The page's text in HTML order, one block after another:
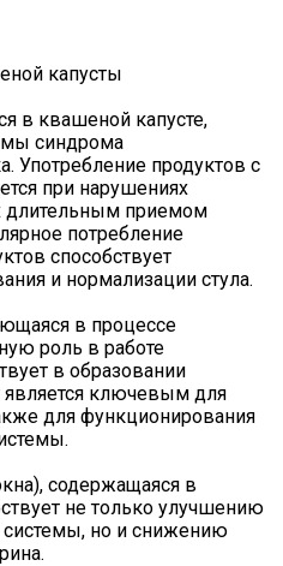
капусты
в квашеной капусте,
синдрома
Употребление продуктов с
при нарушениях
длительным приемом
потребление
способствует
и нормализации стула.
в процессе
роль в работе
в образовании
ключевым для
для функционирования
содержащаяся в
не только улучшению
но и снижению